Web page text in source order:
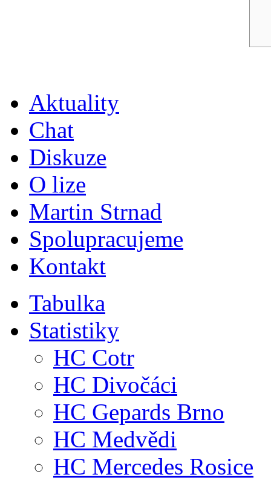
Aktuality
Chat
Diskuze
O lize
Martin Strnad
Spolupracujeme
Kontakt
Tabulka
Statistiky
HC Cotr
HC Divočáci
HC Gepards Brno
HC Medvědi
HC Mercedes Rosice